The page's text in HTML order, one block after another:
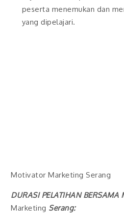
peserta menemukan dan
yang dipelajari.
Motivator Marketing Serang
DURASI PELATIHAN BERSAMA
Marketing Serang: